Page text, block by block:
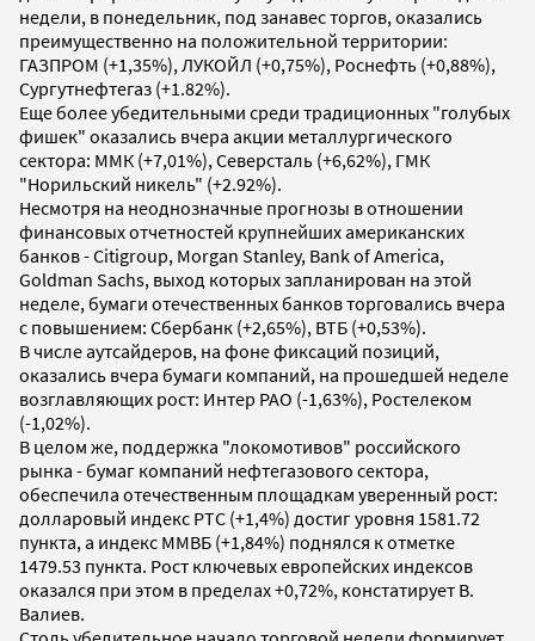
недели, в понедельник, под занавес торгов, оказались
преимущественно на положительной территории:
ГАЗПРОМ (+1,35%), ЛУКОЙЛ (+0,75%), Роснефть (+0,88%),
Сургутнефтегаз (+1.82%).
Еще более убедительными среди традиционных "голубых
фишек" оказались вчера акции металлургического
сектора: ММК (+7,01%), Северсталь (+6,62%), ГМК
"Норильский никель" (+2.92%).
Несмотря на неоднозначные прогнозы в отношении
финансовых отчетностей крупнейших американских
банков - Citigroup, Morgan Stanley, Bank of America,
Goldman Sachs, выход которых запланирован на этой
неделе, бумаги отечественных банков торговались вчера
с повышением: Сбербанк (+2,65%), ВТБ (+0,53%).
В числе аутсайдеров, на фоне фиксаций позиций,
оказались вчера бумаги компаний, на прошедшей неделе
возглавляющих рост: Интер РАО (-1,63%), Ростелеком
(-1,02%).
В целом же, поддержка "локомотивов" российского
рынка - бумаг компаний нефтегазового сектора,
обеспечила отечественным площадкам уверенный рост:
долларовый индекс РТС (+1,4%) достиг уровня 1581.72
пункта, а индекс ММВБ (+1,84%) поднялся к отметке
1479.53 пункта. Рост ключевых европейских индексов
оказался при этом в пределах +0,72%, констатирует В.
Валиев.